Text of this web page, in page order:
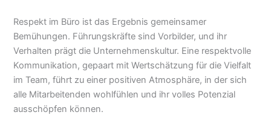
Respekt im Büro ist das Ergebnis gemeinsamer
Bemühungen. Führungskräfte sind Vorbilder, und ihr
Verhalten prägt die Unternehmenskultur. Eine respektvolle
Kommunikation, gepaart mit Wertschätzung für die Vielfalt
im Team, führt zu einer positiven Atmosphäre, in der sich
alle Mitarbeitenden wohlfühlen und ihr volles Potenzial
ausschöpfen können.